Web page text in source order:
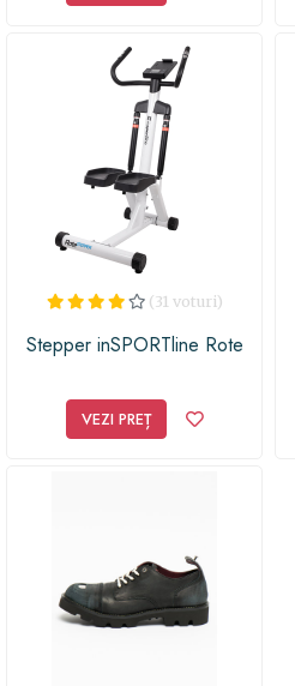
(31 voturi)
Stepper inSPORTline Rote
VEZI PREȚ